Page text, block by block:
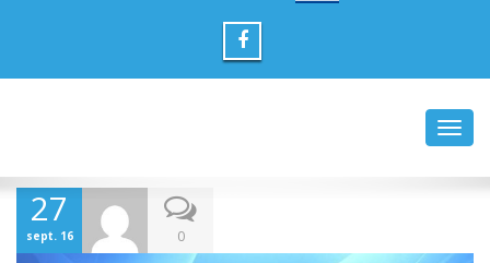
27
sept. 16 0